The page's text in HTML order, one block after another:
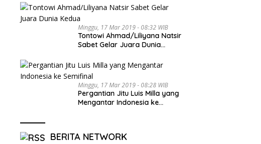
Minggu, 17 Mar 2019 - 08:32 WIB
Tontowi Ahmad/Liliyana Natsir
Sabet Gelar Juara Dunia
Minggu, 17 Mar 2019 - 08:28 WIB
Pergantian Jitu Luis Milla yang
Mengantar Indonesia ke
BERITA NETWORK